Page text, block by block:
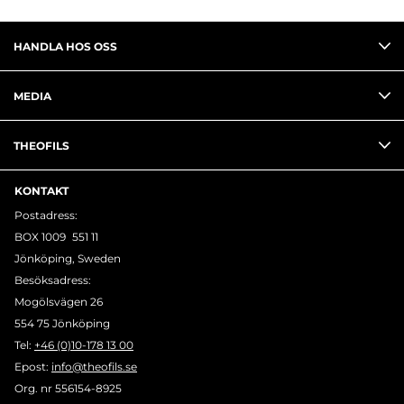
HANDLA HOS OSS
MEDIA
THEOFILS
KONTAKT
Postadress:
BOX 1009 551 11
Jönköping, Sweden
Besöksadress:
Mogölsvägen 26
554 75 Jönköping
Tel: +46 (0)10-178 13 00
Epost: info@theofils.se
Org. nr 556154-8925